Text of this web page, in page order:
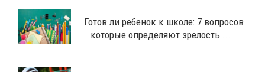
Готов ли ребенок к школе: 7 вопросов
которые определяют зрелость ...